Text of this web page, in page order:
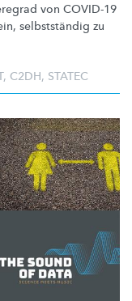
von COVID-19
selbstständig zu
, C2DH, STATEC